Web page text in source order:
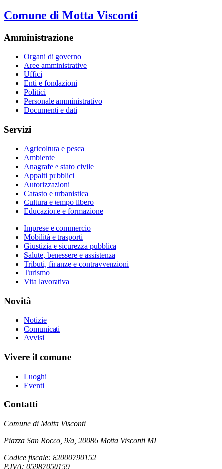
Comune di Motta Visconti
Amministrazione
Organi di governo
Aree amministrative
Uffici
Enti e fondazioni
Politici
Personale amministrativo
Documenti e dati
Servizi
Agricoltura e pesca
Ambiente
Anagrafe e stato civile
Appalti pubblici
Autorizzazioni
Catasto e urbanistica
Cultura e tempo libero
Educazione e formazione
Imprese e commercio
Mobilità e trasporti
Giustizia e sicurezza pubblica
Salute, benessere e assistenza
Tributi, finanze e contravvenzioni
Turismo
Vita lavorativa
Novità
Notizie
Comunicati
Avvisi
Vivere il comune
Luoghi
Eventi
Contatti
Comune di Motta Visconti
Piazza San Rocco, 9/a, 20086 Motta Visconti MI
Codice fiscale: 82000790152
P.IVA: 05987050159